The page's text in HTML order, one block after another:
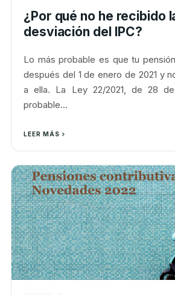
¿Por qué no he recibido
desviación del IPC?
Lo más probable es que tu
después del 1 de enero de 2021 y
a ella. La Ley 22/2021, de 28
probable...
LEER MÁS